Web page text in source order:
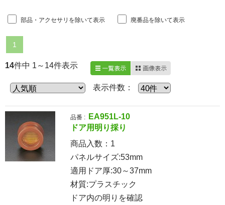
部品・アクセサリを除いて表示 廃番品を除いて表示
1
14件中 1～14件表示 一覧表示
表示件数：
品番 :
EA951L-10
ドア用明り採り
商品入数： 1
パネルサイズ:53mm
適用ドア厚:30～37mm
材質:プラスチック
ドア内の明りを確認